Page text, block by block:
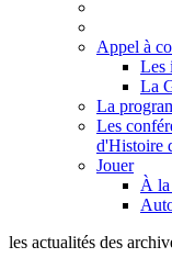
Appel à
Les
La
La
Les
d'Histoire
Jouer
À la
les actualités des